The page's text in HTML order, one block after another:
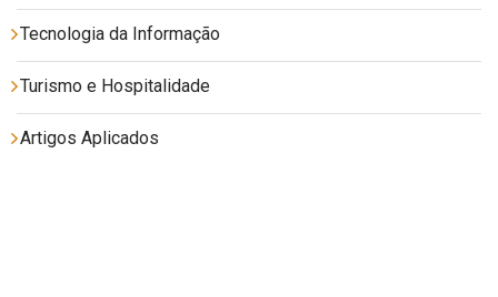
Tecnologia da Informação
Turismo e Hospitalidade
Artigos Aplicados